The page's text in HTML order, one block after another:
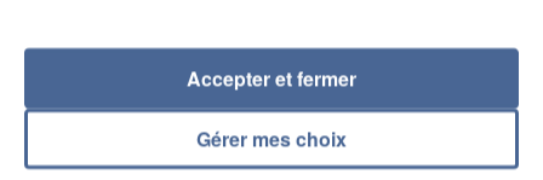
Gérer mes choix
Accepter et fermer